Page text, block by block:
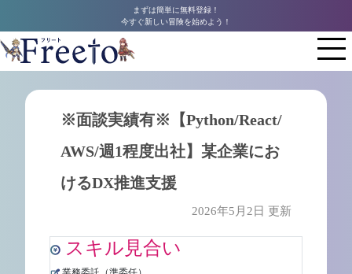
まずは簡単に無料登録！
今すぐ新しい冒険を始めよう！
※面談実績有※【Python/React/
AWS/週1程度出社】某企業にお
けるDX推進支援
2026年5月2日 更新
スキル見合い